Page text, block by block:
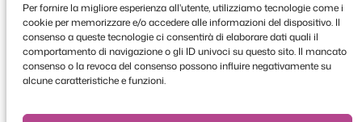
Per fornire la migliore esperienza all'utente, utilizziamo tecnologie come i
cookie per memorizzare e/o accedere alle informazioni del dispositivo. Il
consenso a queste tecnologie ci consentirà di elaborare dati quali il
comportamento di navigazione o gli ID univoci su questo sito. Il mancato
consenso o la revoca del consenso possono influire negativamente su
alcune caratteristiche e funzioni.
Copyright © 2026 FooEvents. Tutti i diritti
riservati.